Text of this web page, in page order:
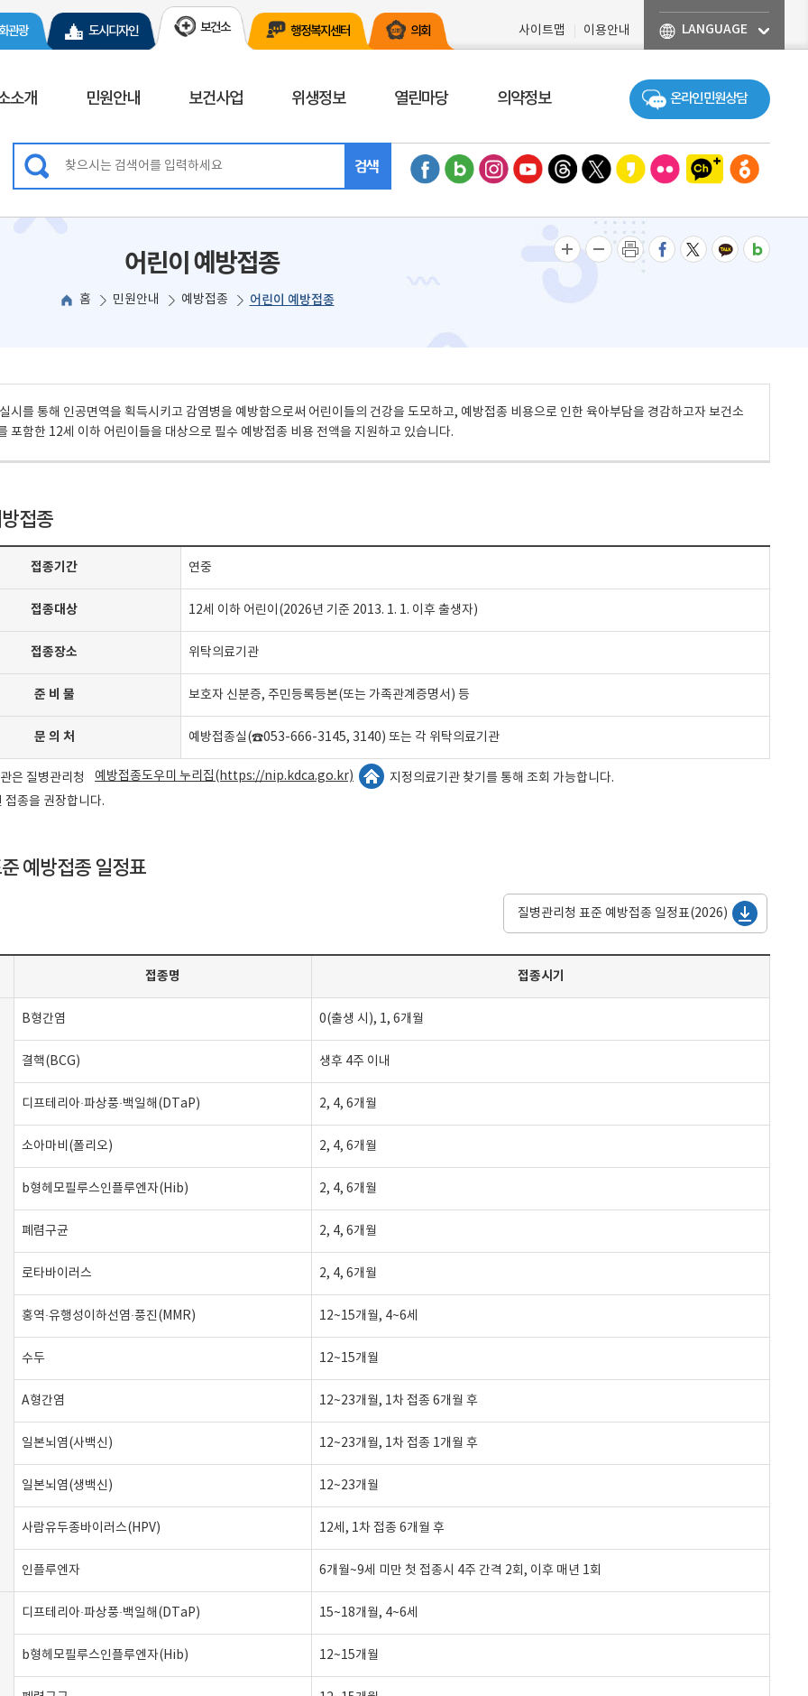
관광 도시디자인 보건소 행정복지센터 의회 사이트맵 이용안내 LANGUAGE
소개 민원안내 보건사업 위생정보 열린마당 의약정보 온라인 민원상담
검색 페이스북블로그인스타그램
유튜브 스레드엑스 카카오스토리
플리커 수성구 카카오톡 채널
수성구청 당근
어린이 예방접종
홈 민원안내 예방접종 어린이 예방접종
글자크게글자작게
인쇄 페이스북으로 공유
트위터로 공유
카카오톡 공유
밴드 공유
시를 통해 인공면역을 획득시키고 감염병을 예방함으로써 어린이들의 건강을 도모하고, 예방접종 비용으로 인한 육아부담을 경감하고자 보건소
포함한 12세 이하 어린이들을 대상으로 필수 예방접종 비용 전액을 지원하고 있습니다.
접종
접종기간 연중
접종대상 12세 이하 어린이(2026년 기준 2013. 1. 1. 이후 출생자)
접종장소 위탁의료기관
준 비 물 보호자 신분증, 주민등록등본(또는 가족관계증명서) 등
문 의 처 예방접종실(☎053-666-3145, 3140) 또는 각 위탁의료기관
은 질병관리청 예방접종도우미 누리집(https://nip.kdca.go.kr)
지정의료기관 찾기를 통해 조회 가능합니다.
종을 권장합니다.
예방접종 일정표
질병관리청 표준 예방접종 일정표(2026)
접종명 접종시기
B형간염 0(출생 시), 1, 6개월
결핵(BCG) 생후 4주 이내
디프테리아·파상풍·백일해(DTaP) 2, 4, 6개월
소아마비(폴리오) 2, 4, 6개월
b형헤모필루스인플루엔자(Hib) 2, 4, 6개월
폐렴구균 2, 4, 6개월
로타바이러스 2, 4, 6개월
홍역·유행성이하선염·풍진(MMR) 12~15개월, 4~6세
수두 12~15개월
A형간염 12~23개월, 1차 접종 6개월 후
일본뇌염(사백신) 12~23개월, 1차 접종 1개월 후
일본뇌염(생백신) 12~23개월
사람유두종바이러스(HPV) 12세, 1차 접종 6개월 후
인플루엔자 6개월~9세 미만 첫 접종시 4주 간격 2회, 이후 매년 1회
디프테리아·파상풍·백일해(DTaP) 15~18개월, 4~6세
b형헤모필루스인플루엔자(Hib) 12~15개월